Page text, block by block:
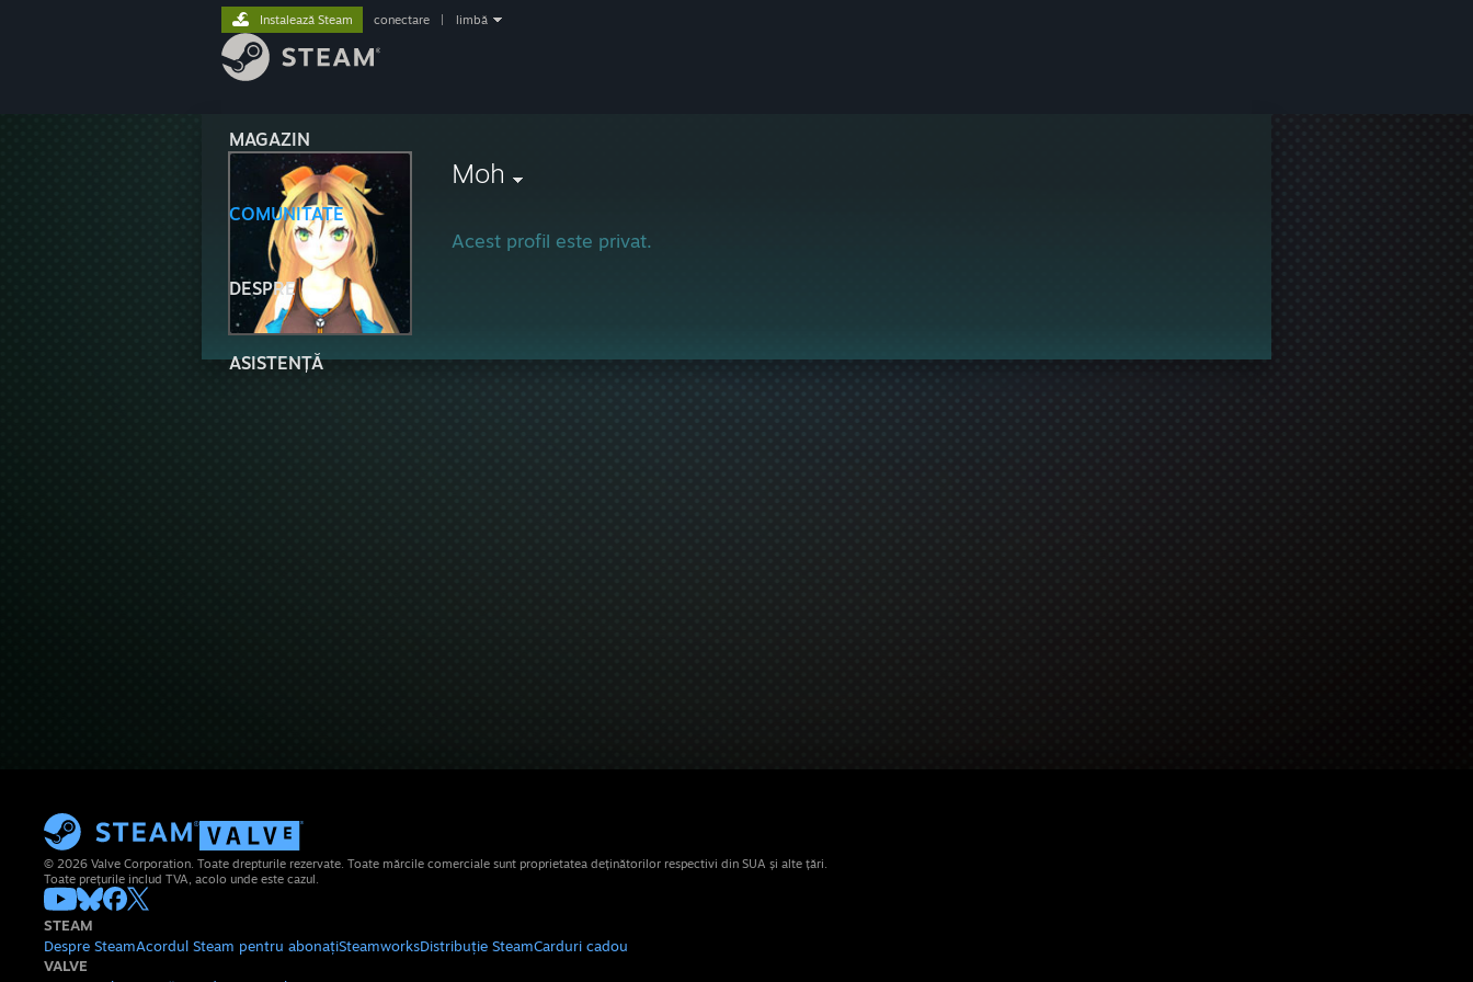
MAGAZIN
COMUNITATE
DESPRE
ASISTENȚĂ
Instalează Steam conectare limbă
Moh
Acest profil este privat.
© 2026 Valve Corporation. Toate drepturile rezervate. Toate mărcile comerciale sunt proprietatea deținătorilor respectivi din SUA și alte țări.
Toate prețurile includ TVA, acolo unde este cazul.
STEAM
Despre SteamAcordul Steam pentru abonațiSteamworksDistribuție SteamCarduri cadou
VALVE